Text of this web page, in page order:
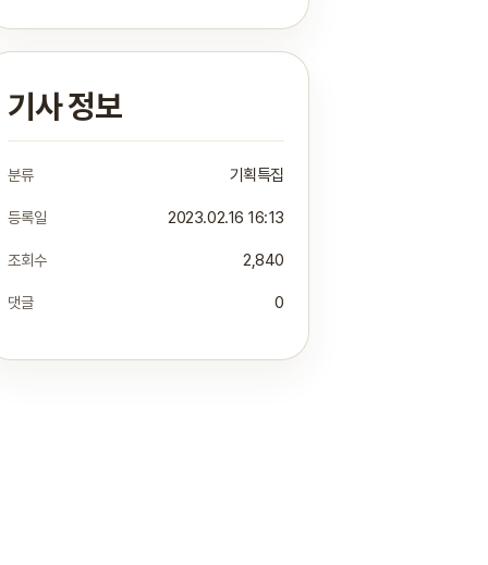
기사 정보
분류 기획특집
등록일 2023.02.16 16:13
조회수 2,840
댓글 0